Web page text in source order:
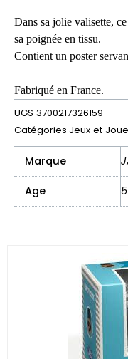
Dans sa jolie valisette,
sa poignée en tissu.
Contient un poster
Fabriqué en France.
UGS 3700217326159
Catégories Jeux et
Marque
Age